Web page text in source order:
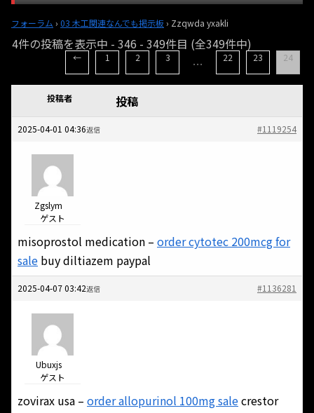
フォーラム › 03 木工関連なんでも掲示板 › Zzqwda yxakli
4件の投稿を表示中 - 346 - 349件目 (全349件中)
← 1 2 3 … 22 23 24
投稿者 投稿
2025-04-01 04:36 #1119254
返信
Zgslym
ゲスト
misoprostol medication – order cytotec 200mcg for
sale buy diltiazem paypal
2025-04-07 03:42 #1136281
返信
Ubuxjs
ゲスト
zovirax usa – order allopurinol 100mg salecrestor